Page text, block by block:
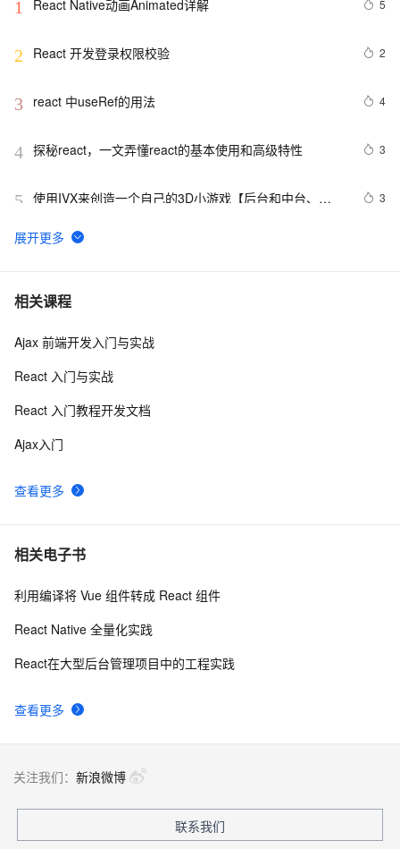
1 React Native动画Animated详解 5
2 React 开发登录权限校验 2
3 react 中useRef的用法 4
4 探秘react，一文弄懂react的基本使用和高级特性 3
5 使用IVX来创造一个自己的3D小游戏【后台和中台、
3
6
【亮剑】在React中，处理`onScroll`事件可实现复杂功能
7 react-Ant Design框架项目中文字轮播与图片轮播的实现
8 React中的无限渲染问题总结
10【前端革新力】React与CSS-in-JS完美邂逅：从styled-
战应用与优势剖析！
相关课程
查看更多
Ajax 前端开发入门与实战
React 入门与实战
React 入门教程开发文档
Ajax入门
相关电子书
查看更多
利用编译将 Vue 组件转成 React 组件
React Native 全量化实践
React在大型后台管理项目中的工程实践
关注我们： 新浪微博
联系我们